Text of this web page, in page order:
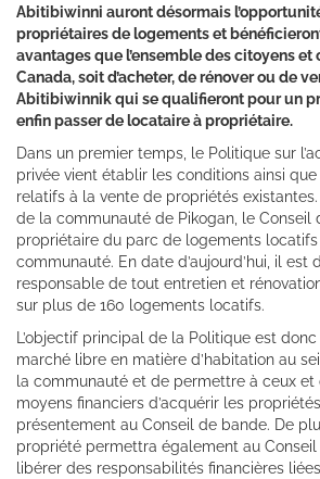
Abitibiwinni auront désormais
propriétaires de logements et
avantages que l’ensemble des citoyens et
Canada, soit d’acheter, de rénover ou de
Abitibiwinnik qui se qualifieront pour un
enfin passer de locataire à propriétaire.
Dans un premier temps, le Politique sur
privée vient établir les conditions ainsi
relatifs à la vente de propriétés
de la communauté de Pikogan, le Conseil
propriétaire du parc de logements locatifs
communauté. En date d’aujourd’hui, il est
responsable de tout entretien et
sur plus de 160 logements locatifs.
L’objectif principal de la Politique est
marché libre en matière d’habitation au
la communauté et de permettre à ceux
moyens financiers d’acquérir les
présentement au Conseil de bande. De
propriété permettra également au
libérer des responsabilités financières